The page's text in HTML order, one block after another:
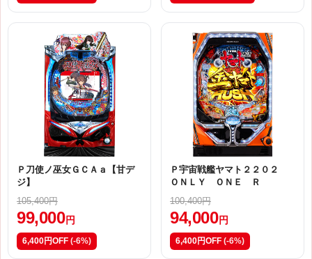
Ｐ刀使ノ巫女ＧＣＡａ【甘デ
ジ】
105,400円
99,000 円
6,400円OFF (-6%)
Ｐ宇宙戦艦ヤマト２２０２
ＯＮＬＹ ＯＮＥ Ｒ
100,400円
94,000 円
6,400円OFF (-6%)